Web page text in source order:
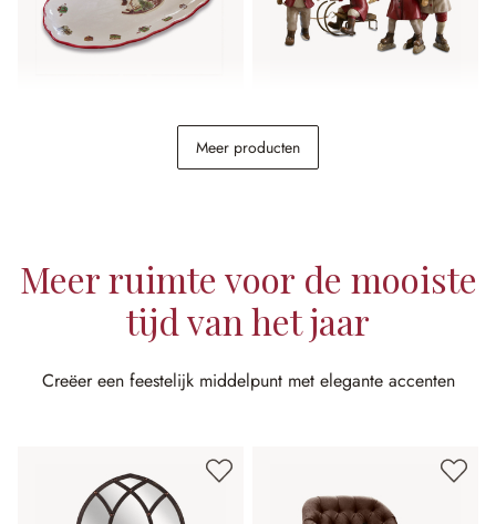
Beeldje set van 2 Andros
Meer producten
Meer ruimte voor de mooiste
tijd van het jaar
Creëer een feestelijk middelpunt met elegante accenten